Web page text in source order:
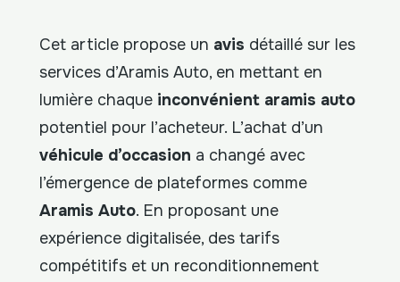
Cet article propose un avis détaillé sur les
services d’Aramis Auto, en mettant en
lumière chaque inconvénient aramis auto
potentiel pour l’acheteur. L’achat d’un
véhicule d’occasion a changé avec
l’émergence de plateformes comme
Aramis Auto. En proposant une
expérience digitalisée, des tarifs
compétitifs et un reconditionnement